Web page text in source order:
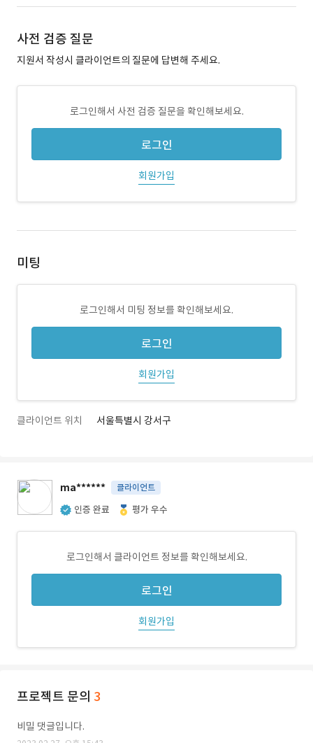
사전 검증 질문
지원서 작성시 클라이언트의 질문에 답변해 주세요.
로그인해서 사전 검증 질문을 확인해보세요.
로그인
회원가입
미팅
로그인해서 미팅 정보를 확인해보세요.
로그인
회원가입
클라이언트 위치 서울특별시 강서구
ma****** 클라이언트
인증 완료 평가 우수
로그인해서 클라이언트 정보를 확인해보세요.
로그인
회원가입
프로젝트 문의 3
비밀 댓글입니다.